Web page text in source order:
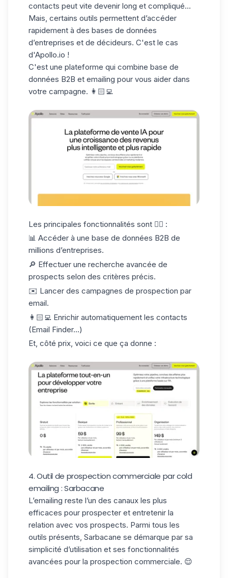
contacts peut vite devenir long et compliqué…
Mais, certains outils permettent d’accéder
rapidement à des bases de données
d’entreprises et de décideurs. C'est le cas
d'Apollo.io !
C'est une plateforme qui combine base de
données B2B et emailing pour vous aider dans
votre campagne. 👩🏻‍💻
Les principales fonctionnalités sont 👇🏻 :
📊 Accéder à une base de données B2B de
millions d’entreprises.
🔎 Effectuer une recherche avancée de
prospects selon des critères précis.
✉️ Lancer des campagnes de prospection par
email.
👩🏻‍💻 Enrichir automatiquement les contacts
(Email Finder...)
Et, côté prix, voici ce que ça donne :
4. Outil de prospection commerciale par cold
emailing : Sarbacane
L’emailing reste l’un des canaux les plus
efficaces pour prospecter et entretenir la
relation avec vos prospects. Parmi tous les
outils présents, Sarbacane se démarque par sa
simplicité d’utilisation et ses fonctionnalités
avancées pour la prospection commerciale. 😌